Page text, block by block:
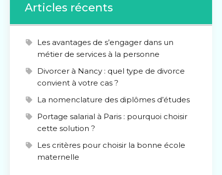
Articles récents
Les avantages de s’engager dans un
métier de services à la personne
Divorcer à Nancy : quel type de divorce
convient à votre cas ?
La nomenclature des diplômes d’études
Portage salarial à Paris : pourquoi choisir
cette solution ?
Les critères pour choisir la bonne école
maternelle